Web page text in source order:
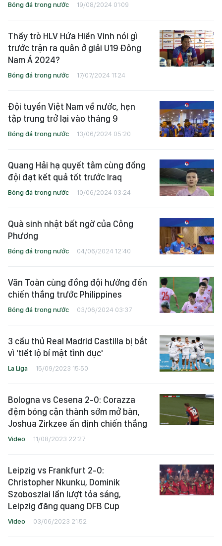
Bóng đá trong nước 19/08/2024 01:09
Thầy trò HLV Hứa Hiền Vinh nói gì
trước trận ra quân ở giải U19 Đông
Nam Á 2024?
Bóng đá trong nước 17/07/2024 11:24
Đội tuyển Việt Nam về nước, hẹn
tập trung trở lại vào tháng 9
Bóng đá trong nước 13/06/2024 05:20
Quang Hải hạ quyết tâm cùng đồng
đội đạt kết quả tốt trước Iraq
Bóng đá trong nước 10/06/2024 03:24
Quà sinh nhật bất ngờ của Công
Phương
Bóng đá trong nước 04/06/2024 12:40
Văn Toàn cùng đồng đội hướng đến
chiến thắng trước Philippines
Bóng đá trong nước 03/06/2024 03:37
3 cầu thủ Real Madrid Castilla bị bắt
vì 'tiết lộ bí mật tình dục'
La Liga 15/09/2023 15:50
Bologna vs Cesena 2-0: Corazza
đệm bóng cận thành sớm mở bàn,
Joshua Zirkzee ấn định chiến thắng
Video 11/08/2023 22:27
Leipzig vs Frankfurt 2-0:
Christopher Nkunku, Dominik
Szoboszlai lần lượt tỏa sáng,
Leipzig đăng quang DFB Cup
Video 03/06/2023 21:52